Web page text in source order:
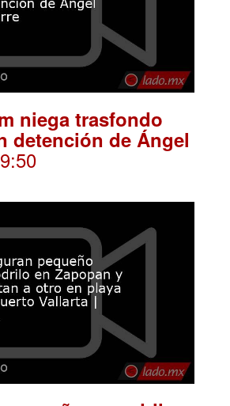
niega trasfondo
detención de Ángel